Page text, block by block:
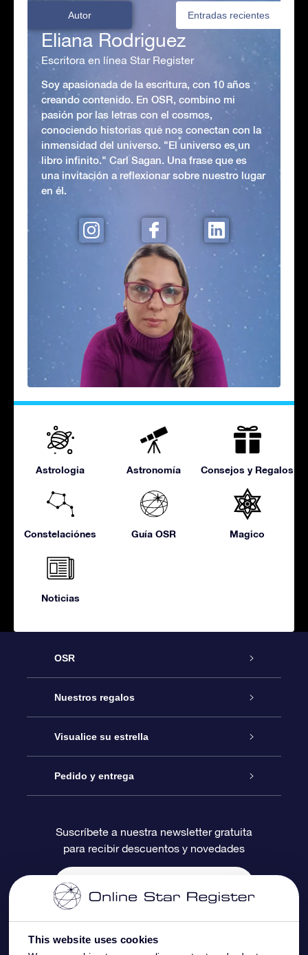
This website uses cookies
Autor Entradas recientes
Eliana Rodriguez
Escritora en línea Star Register
Soy apasionada de la escritura, con 10 años
creando contenido. En OSR, combino mi
pasión por las letras con el cosmos,
conociendo historias que nos conectan con la
inmensidad del universo. "El universo es un
libro infinito." Carl Sagan. Una frase que es
una invitación a reflexionar sobre nuestro lugar
en él.
Astrologia Astronomía Consejos y Regalos
Constelaciónes Guía OSR Magico
Noticias
OSR
Atención
Contáctanos
Blog
Reseñas
Nuestros regalos
Regalo Estrella Online
Paquete de Regalo OSR
Tarjeta de Regalo OSR
Regalos empresariales
Visualice su estrella
Registro estelar
Página de Estrella Personalizada
Un Millón de Estrellas
Pedido y entrega
Información de Pago
Información de Envío
Suscríbete a nuestra newsletter gratuita
para recibir descuentos y novedades